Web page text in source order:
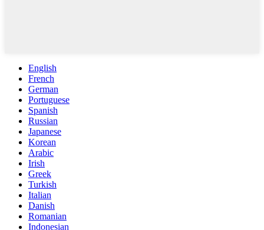
English
French
German
Portuguese
Spanish
Russian
Japanese
Korean
Arabic
Irish
Greek
Turkish
Italian
Danish
Romanian
Indonesian